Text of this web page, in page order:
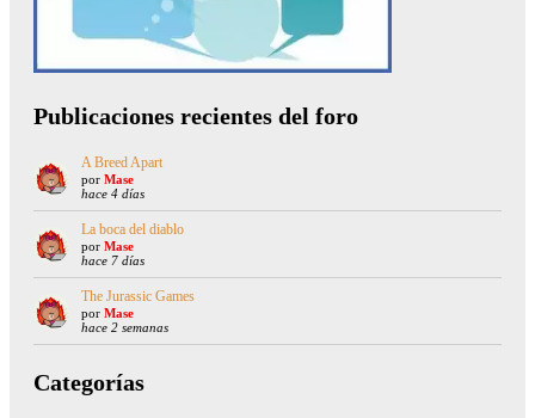
Publicaciones recientes del foro
A Breed Apart
por Mase
hace 4 días
La boca del diablo
por Mase
hace 7 días
The Jurassic Games
por Mase
hace 2 semanas
Categorías